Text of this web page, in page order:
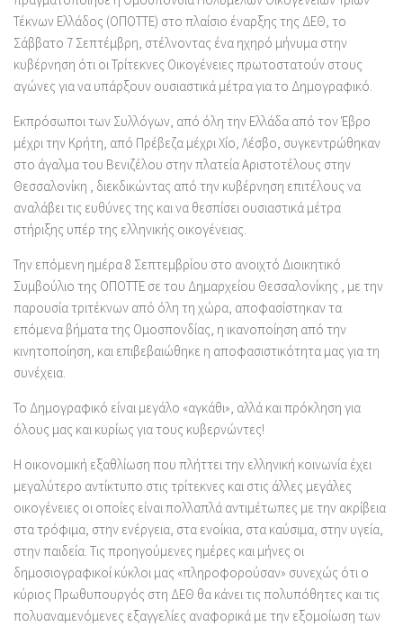
Τέκνων Ελλάδος (ΟΠΟΤΤΕ) στο πλαίσιο έναρξης της ΔΕΘ, το
Σάββατο 7 Σεπτέμβρη, στέλνοντας ένα ηχηρό μήνυμα στην
κυβέρνηση ότι οι Τρίτεκνες Οικογένειες πρωτοστατούν στους
αγώνες για να υπάρξουν ουσιαστικά μέτρα για το Δημογραφικό.
Εκπρόσωποι των Συλλόγων, από όλη την Ελλάδα από τον Έβρο
μέχρι την Κρήτη, από Πρέβεζα μέχρι Χίο, Λέσβο, συγκεντρώθηκαν
στο άγαλμα του Βενιζέλου στην πλατεία Αριστοτέλους στην
Θεσσαλονίκη , διεκδικώντας από την κυβέρνηση επιτέλους να
αναλάβει τις ευθύνες της και να θεσπίσει ουσιαστικά μέτρα
στήριξης υπέρ της ελληνικής οικογένειας.
Την επόμενη ημέρα 8 Σεπτεμβρίου στο ανοιχτό Διοικητικό
Συμβούλιο της ΟΠΟΤΤΕ σε του Δημαρχείου Θεσσαλονίκης , με την
παρουσία τριτέκνων από όλη τη χώρα, αποφασίστηκαν τα
επόμενα βήματα της Ομοσπονδίας, η ικανοποίηση από την
κινητοποίηση, και επιβεβαιώθηκε η αποφασιστικότητα μας για τη
συνέχεια.
Το Δημογραφικό είναι μεγάλο «αγκάθι», αλλά και πρόκληση για
όλους μας και κυρίως για τους κυβερνώντες!
Η οικονομική εξαθλίωση που πλήττει την ελληνική κοινωνία έχει
μεγαλύτερο αντίκτυπο στις τρίτεκνες και στις άλλες μεγάλες
οικογένειες οι οποίες είναι πολλαπλά αντιμέτωπες με την ακρίβεια
στα τρόφιμα, στην ενέργεια, στα ενοίκια, στα καύσιμα, στην υγεία,
στην παιδεία. Τις προηγούμενες ημέρες και μήνες οι
δημοσιογραφικοί κύκλοι μας «πληροφορούσαν» συνεχώς ότι ο
κύριος Πρωθυπουργός στη ΔΕΘ θα κάνει τις πολυπόθητες και τις
πολυαναμενόμενες εξαγγελίες αναφορικά με την εξομοίωση των